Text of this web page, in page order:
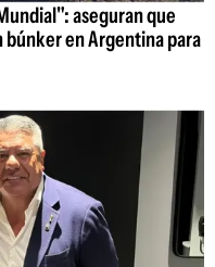
aseguran que
en Argentina para